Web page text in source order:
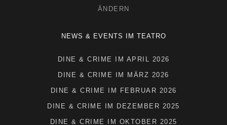
ÄNDERN
NEWS & EVENTS IM TEATRO
DINE & CRIME IM APRIL 2026
DINE & CRIME IM MÄRZ 2026
DINE & CRIME IM FEBRUAR 2026
DINE & CRIME IM DEZEMBER 2025
DINE & CRIME IM OKTOBER 2025